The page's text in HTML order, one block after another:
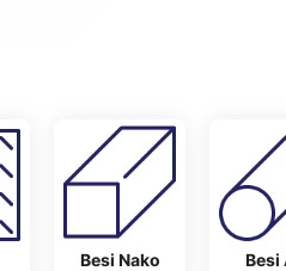
Besi Nako Besi